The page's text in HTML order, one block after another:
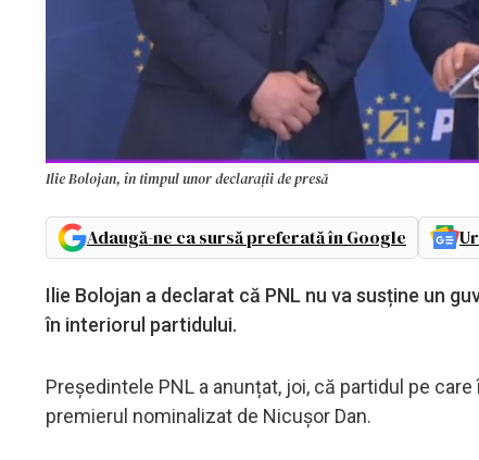
Ilie Bolojan, în timpul unor declarații de presă
Adaugă-ne ca sursă preferată în Google
Ilie Bolojan a declarat că PNL nu va susține un
în interiorul partidului.
Președintele PNL a anunțat, joi, că partidul pe
premierul nominalizat de Nicușor Dan.